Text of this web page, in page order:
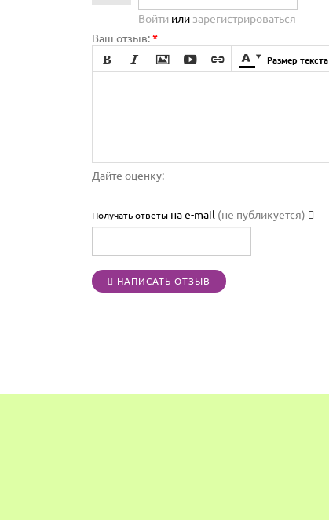
Войти или зарегистрироваться
Ваш отзыв:*

      Размер текста
Дайте оценку:
Получать ответы на e-mail (не публикуется)
НАПИСАТЬ ОТЗЫВ